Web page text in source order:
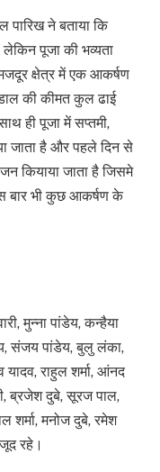
पारिख ने बताया कि
लेकिन पूजा की भव्यता
क्षेत्र में एक आकर्षण
की कीमत कुल ढाई
ही पूजा में सप्तमी,
जाता है और पहले दिन से
कियाया जाता है जिसमे
बार भी कुछ आकर्षण के
मुन्ना पांडेय, कन्हैया
संजय पांडेय, बुलु लंका,
राहुल शर्मा, आंनद
ब्रजेश दुबे, सूरज पाल,
शर्मा, मनोज दुबे, रमेश
रहे।